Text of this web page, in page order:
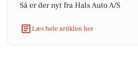
Så er der nyt fra Hals Auto A/S
Læs hele artiklen her